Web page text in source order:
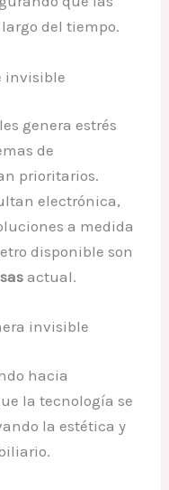
del tiempo.
invisible
genera estrés
de
prioritarios.
electrónica,
a medida
disponible son
actual.
invisible
hacia
la tecnología se
la estética y